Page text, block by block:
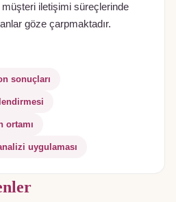
iletişimi süreçlerinde
göze çarpmaktadır.
sonuçları
ortamı
uygulaması